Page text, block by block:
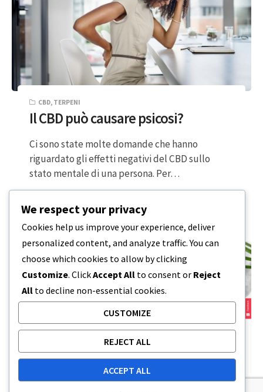
CBD, TERPENI
Il CBD può causare psicosi?
Ci sono state molte domande che hanno
riguardato gli effetti negativi del CBD sullo
stato mentale di una persona. Per…
We respect your privacy
Cookies help us improve your experience, deliver
personalized content, and analyze traffic. You can
choose which cookies to allow by clicking
Customize. ClickAccept All to consent or Reject
All to decline non-essential cookies.
CUSTOMIZE
REJECT ALL
ACCEPT ALL